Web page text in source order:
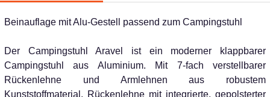
Beinauflage mit Alu-Gestell passend zum Campingstuhl
Der Campingstuhl Aravel ist ein moderner klappbarer
Campingstuhl aus Aluminium. Mit 7-fach verstellbarer
Rückenlehne und Armlehnen aus robustem
Kunststoffmaterial. Rückenlehne mit integrierte, gepolsterter